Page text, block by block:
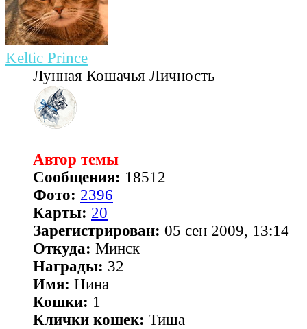
Keltic Prince
Лунная Кошачья Личность
Автор темы
Сообщения: 18512
Фото: 2396
Карты: 20
Зарегистрирован: 05 сен 2009, 13:14
Откуда: Минск
Награды: 32
Имя: Нина
Кошки: 1
Клички кошек: Тиша